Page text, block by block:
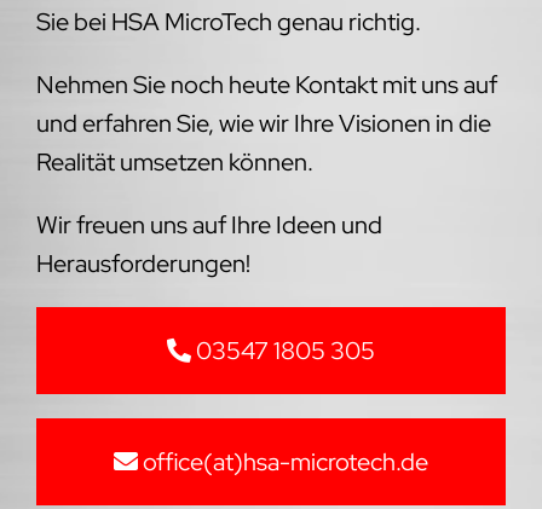
Sie bei HSA MicroTech genau richtig.
Nehmen Sie noch heute Kontakt mit uns auf
und erfahren Sie, wie wir Ihre Visionen in die
Realität umsetzen können.
Wir freuen uns auf Ihre Ideen und
Herausforderungen!
03547 1805 305
office(at)hsa-microtech.de